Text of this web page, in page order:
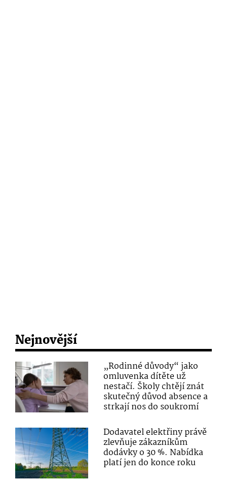
Nejnovější
„Rodinné důvody“ jako
omluvenka dítěte už
nestačí. Školy chtějí znát
skutečný důvod absence a
strkají nos do soukromí
Dodavatel elektřiny právě
zlevňuje zákazníkům
dodávky o 30 %. Nabídka
platí jen do konce roku